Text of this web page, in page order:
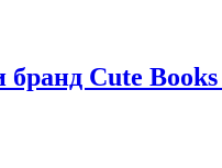
бранд Cute